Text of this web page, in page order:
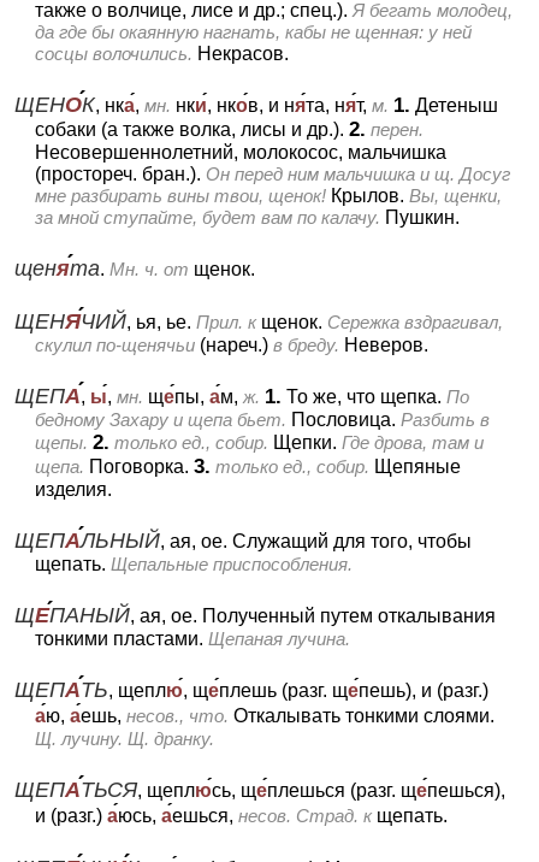
также о волчице, лисе и др.; спец.). Я бегать молодец,
да где бы окаянную нагнать, кабы не щенная: у ней
сосцы волочились. Некрасов.
ЩЕНОК, нка, мн. нки, нков, и нята, нят, м. 1. Детеныш
собаки (а также волка, лисы и др.). 2. перен.
Несовершеннолетний, молокосос, мальчишка
(простореч. бран.). Он перед ним мальчишка и щ. Досуг
мне разбирать вины твои, щенок! Крылов. Вы, щенки,
за мной ступайте, будет вам по калачу. Пушкин.
щенята. Мн. ч. от щенок.
ЩЕНЯЧИЙ, ья, ье. Прил. к щенок. Сережка вздрагивал,
скулил по-щенячьи (нареч.) в бреду. Неверов.
ЩЕПА, ы, мн. щепы, ам, ж. 1. То же, что щепка. По
бедному Захару и щепа бьет. Пословица. Разбить в
щепы. 2. только ед., собир. Щепки. Где дрова, там и
щепа. Поговорка. 3. только ед., собир. Щепяные
изделия.
ЩЕПАЛЬНЫЙ, ая, ое. Служащий для того, чтобы
щепать. Щепальные приспособления.
ЩЕПАНЫЙ, ая, ое. Полученный путем откалывания
тонкими пластами. Щепаная лучина.
ЩЕПАТЬ, щеплю, щеплешь (разг. щепешь), и (разг.)
аю, аешь, несов., что. Откалывать тонкими слоями.
Щ. лучину. Щ. дранку.
ЩЕПАТЬСЯ, щеплюсь, щеплешься (разг. щепешься),
и (разг.) аюсь, аешься, несов. Страд. к щепать.